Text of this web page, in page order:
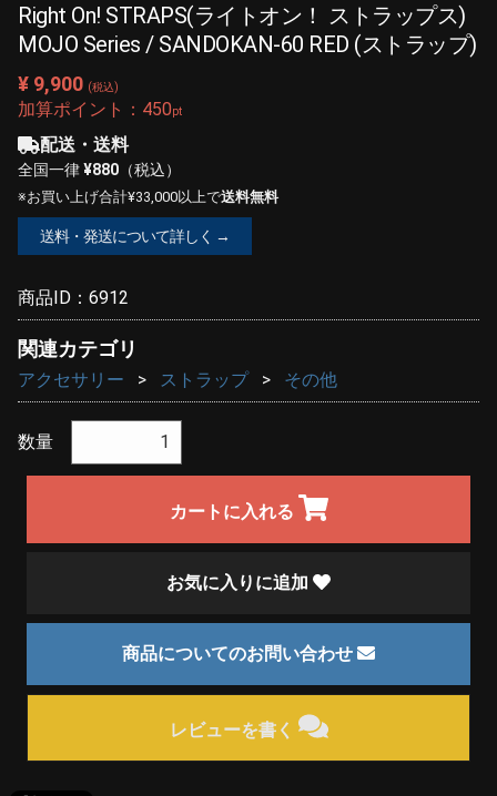
Right On! STRAPS(ライトオン！ ストラップス)
MOJO Series / SANDOKAN-60 RED (ストラップ)
¥ 9,900 (税込)
加算ポイント： 450pt
配送・送料
全国一律¥880 （税込）
※お買い上げ合計¥33,000以上で送料無料
送料・発送について詳しく →
商品ID： 6912
関連カテゴリ
アクセサリー ストラップ その他
数量
カートに入れる
お気に入りに追加
商品についてのお問い合わせ
レビューを書く